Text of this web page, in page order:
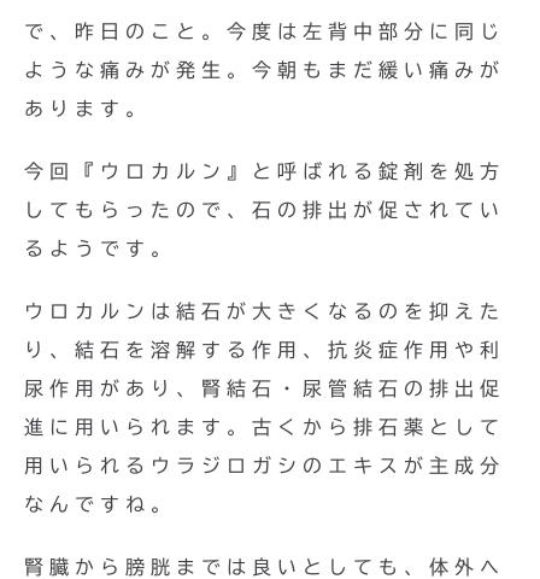
で、昨日のこと。今度は左背中部分に同じ
ような痛みが発生。今朝もまだ緩い痛みが
あります。
今回『ウロカルン』と呼ばれる錠剤を処方
してもらったので、石の排出が促されてい
るようです。
ウロカルンは結石が大きくなるのを抑えた
り、結石を溶解する作用、抗炎症作用や利
尿作用があり、腎結石・尿管結石の排出促
進に用いられます。古くから排石薬として
用いられるウラジロガシのエキスが主成分
なんですね。
腎臓から膀胱までは良いとしても、体外へ